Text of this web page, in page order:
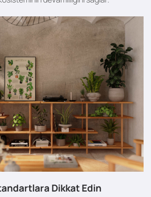
Dikkat Edin